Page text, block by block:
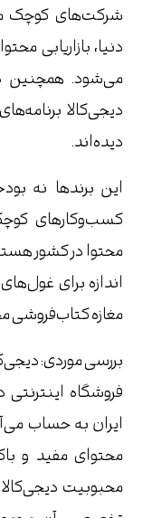
شرکت‌های کوچک
دنیا، بازاریابی
می‌شود. همچنین
دیجی‌کالا
دیده‌اند.
این برندها نه
کسب‌وکارهای
محتوا در کشور
اندازه برای
مغازه کتاب‌فروشی
بررسی موردی:
فروشگاه اینترنتی
ایران به حساب
محتوای مفید و
محبوبیت